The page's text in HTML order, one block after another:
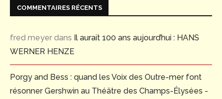
COMMENTAIRES RÉCENTS
fred meyer dans Il aurait 100 ans aujourd’hui : HANS
WERNER HENZE
Porgy and Bess : quand les Voix des Outre-mer font
résonner Gershwin au Théâtre des Champs-Élysées -